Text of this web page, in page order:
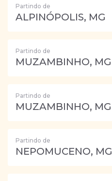
Partindo de
ALPINÓPOLIS, MG
Partindo de
MUZAMBINHO, MG
Partindo de
MUZAMBINHO, MG
Partindo de
NEPOMUCENO, MG